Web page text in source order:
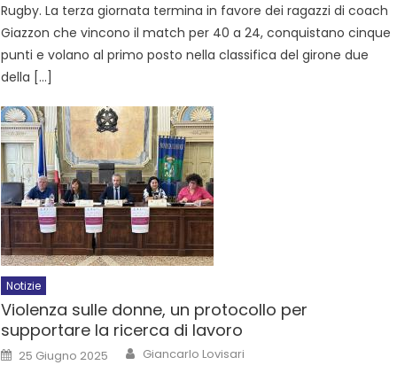
Rugby. La terza giornata termina in favore dei ragazzi di coach
Giazzon che vincono il match per 40 a 24, conquistano cinque
punti e volano al primo posto nella classifica del girone due
della […]
Notizie
Violenza sulle donne, un protocollo per
supportare la ricerca di lavoro
25 Giugno 2025 Giancarlo Lovisari